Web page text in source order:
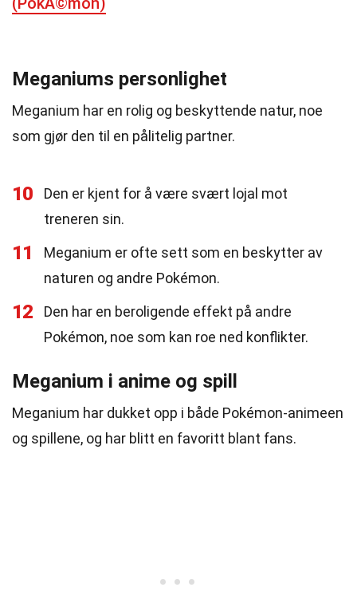
Meganiums personlighet
Meganium har en rolig og beskyttende natur, noe
som gjør den til en pålitelig partner.
10
Den er kjent for å være svært lojal mot
treneren sin.
11
Meganium er ofte sett som en beskytter av
naturen og andre Pokémon.
12
Den har en beroligende effekt på andre
Pokémon, noe som kan roe ned konflikter.
Meganium i anime og spill
Meganium har dukket opp i både Pokémon-animeen
og spillene, og har blitt en favoritt blant fans.